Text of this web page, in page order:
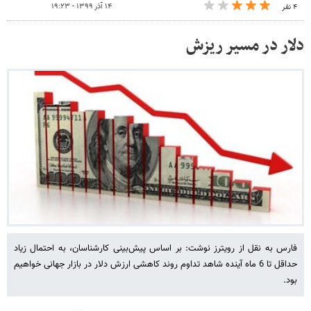
۴ نفر ۱۴ آذر ۱۳۹۹ - ۱۹:۲۳
دلار در مسیر ریزش
فارس به نقل از رویترز نوشت: بر اساس پیش‌بینی کارشناسان، به احتمال زیاد
حداقل تا 6 ماه آینده شاهد تداوم روند کاهشی ارزش دلار در بازار جهانی خواهیم
بود.